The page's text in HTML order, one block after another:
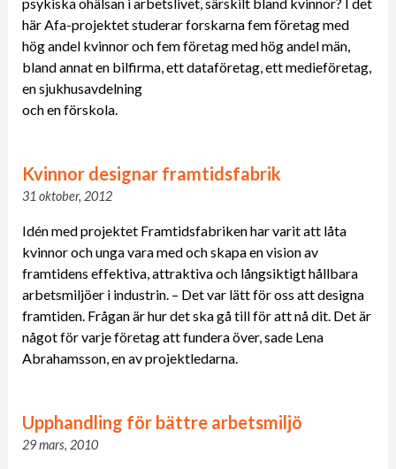
här Afa-projektet studerar forskarna fem företag med
hög andel kvinnor och fem företag med hög andel män,
bland annat en bilfirma, ett dataföretag, ett medieföretag,
en sjukhusavdelning
och en förskola.
Kvinnor designar framtidsfabrik
31 oktober, 2012
Idén med projektet Framtidsfabriken har varit att låta
kvinnor och unga vara med och skapa en vision av
framtidens effektiva, attraktiva och långsiktigt hållbara
arbetsmiljöer i industrin. – Det var lätt för oss att designa
framtiden. Frågan är hur det ska gå till för att nå dit. Det är
något för varje företag att fundera över, sade Lena
Abrahamsson, en av projektledarna.
Upphandling för bättre arbetsmiljö
29 mars, 2010